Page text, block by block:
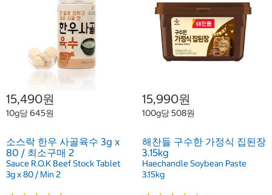
15,490원
10g당 645원
소스락 한우 사골육수 3g x
80 / 최소구매 2
Sauce R.O.K Beef Stock Tablet
3g x 80 / Min 2
15,990원
100g당 508원
해찬들 구수한 가정식 집된장
3.15kg
Haechandle Soybean Paste
3.15kg